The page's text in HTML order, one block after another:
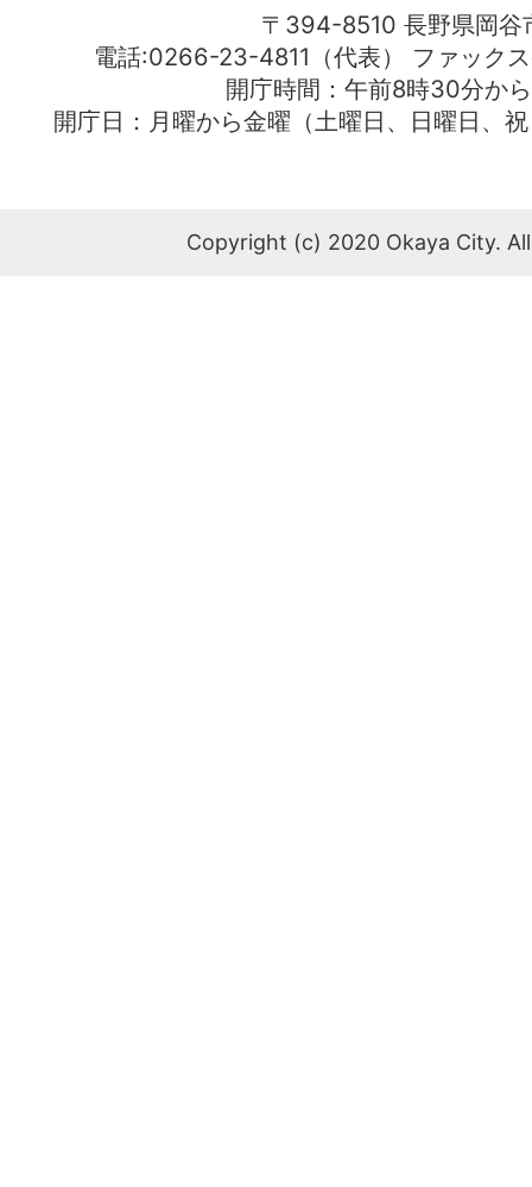
〒394-8510 長野県岡谷
電話:0266-23-4811（代表） ファッ
開庁時間：午前8時30分か
開庁日：月曜から金曜（土曜日、日曜日、
Copyright (c) 2020 Okaya City.